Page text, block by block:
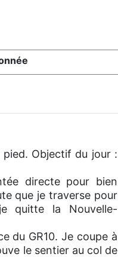
Objectif du jour :
directe pour bien
que je traverse pour
quitte la Nouvelle-
du GR10. Je coupe à
le sentier au col de